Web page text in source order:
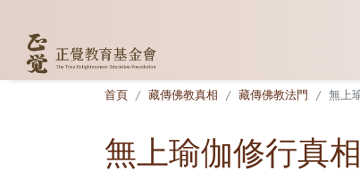
首頁 藏傳佛教真相 藏傳佛教法門 無上
無上瑜伽修行真相